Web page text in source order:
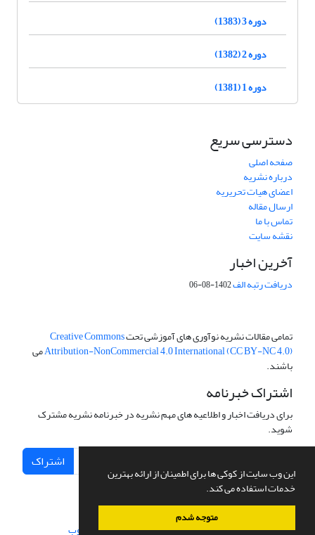
این وب سایت از کوکی ها برای اطمینان از ارائه بهترین
خدمات استفاده می کند.
متوجه شدم
دوره 3 (1383)
دوره 2 (1382)
دوره 1 (1381)
دسترسی سریع
صفحه اصلی
درباره نشریه
اعضای هیات تحریریه
ارسال مقاله
تماس با ما
نقشه سایت
آخرین اخبار
دریافت رتبه الف1402-08-06
تمامی مقالات نشریه نوآوری های آموزشی تحتCreative Commons
Attribution-NonCommercial 4.0 International (CC BY-NC 4.0)می
باشند.
اشتراک خبرنامه
برای دریافت اخبار و اطلاعیه های مهم نشریه در خبرنامه نشریه مشترک
شوید.
اشتراک
سامانه مدیریت نشریات علمی.طراحی و پیاده سازی از سیناوب